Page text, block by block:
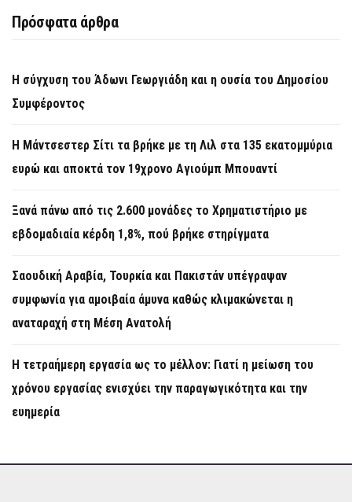
Πρόσφατα άρθρα
Η σύγχυση του Άδωνι Γεωργιάδη και η ουσία του Δημοσίου
Συμφέροντος
Η Μάντσεστερ Σίτι τα βρήκε με τη Λιλ στα 135 εκατομμύρια
ευρώ και αποκτά τον 19χρονο Αγιούμπ Μπουαντί
Ξανά πάνω από τις 2.600 μονάδες το Χρηματιστήριο με
εβδομαδιαία κέρδη 1,8%, πού βρήκε στηρίγματα
Σαουδική Αραβία, Τουρκία και Πακιστάν υπέγραψαν
συμφωνία για αμοιβαία άμυνα καθώς κλιμακώνεται η
αναταραχή στη Μέση Ανατολή
Η τετραήμερη εργασία ως το μέλλον: Γιατί η μείωση του
χρόνου εργασίας ενισχύει την παραγωγικότητα και την
ευημερία